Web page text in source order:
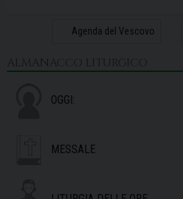
Agenda del Vescovo
ALMANACCO LITURGICO
OGGI:
MESSALE